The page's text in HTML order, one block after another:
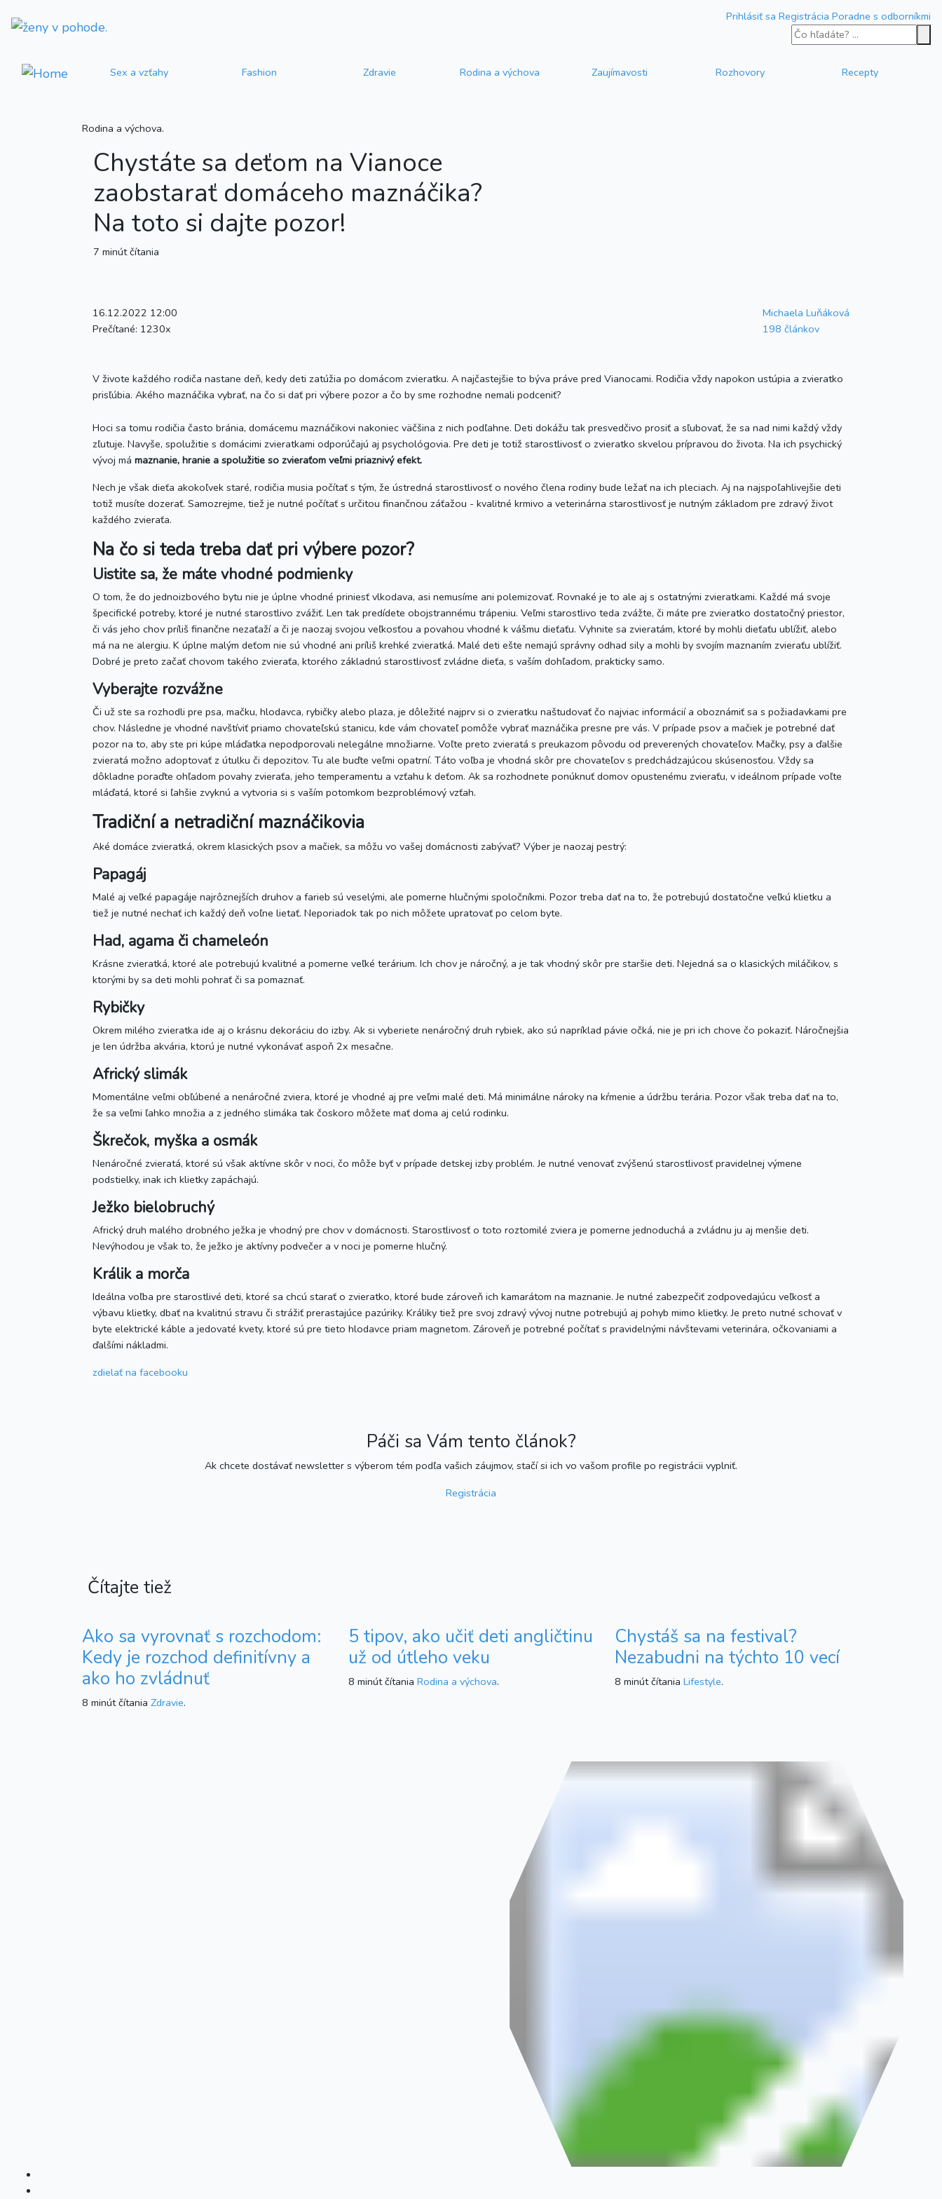
Prihlásiť sa Registrácia Poradne s odborníkmi
Sex a vzťahy Fashion Zdravie Rodina a výchova Zaujímavosti Rozhovory Recepty
Rodina a výchova.
Chystáte sa deťom na Vianoce
zaobstarať domáceho maznáčika?
Na toto si dajte pozor!
7 minút čítania
16.12.2022 12:00
Prečítané: 1230x
Michaela Luňáková
198 článkov
V živote každého rodiča nastane deň, kedy deti zatúžia po domácom zvieratku. A najčastejšie to býva práve pred Vianocami. Rodičia vždy napokon ustúpia a zvieratko
prisľúbia. Akého maznáčika vybrať, na čo si dať pri výbere pozor a čo by sme rozhodne nemali podceniť?
Hoci sa tomu rodičia často bránia, domácemu maznáčikovi nakoniec väčšina z nich podľahne. Deti dokážu tak presvedčivo prosiť a sľubovať, že sa nad nimi každý vždy
zľutuje. Navyše, spolužitie s domácimi zvieratkami odporúčajú aj psychológovia. Pre deti je totiž starostlivosť o zvieratko skvelou prípravou do života. Na ich psychický
vývoj má maznanie, hranie a spolužitie so zvieraťom veľmi priaznivý efekt.
Nech je však dieťa akokoľvek staré, rodičia musia počítať s tým, že ústredná starostlivosť o nového člena rodiny bude ležať na ich pleciach. Aj na najspoľahlivejšie deti
totiž musíte dozerať. Samozrejme, tiež je nutné počítať s určitou finančnou záťažou - kvalitné krmivo a veterinárna starostlivosť je nutným základom pre zdravý život
každého zvieraťa.
Na čo si teda treba dať pri výbere pozor?
Uistite sa, že máte vhodné podmienky
O tom, že do jednoizbového bytu nie je úplne vhodné priniesť vlkodava, asi nemusíme ani polemizovať. Rovnaké je to ale aj s ostatnými zvieratkami. Každé má svoje
špecifické potreby, ktoré je nutné starostlivo zvážiť. Len tak predídete obojstrannému trápeniu. Veľmi starostlivo teda zvážte, či máte pre zvieratko dostatočný priestor,
či vás jeho chov príliš finančne nezaťaží a či je naozaj svojou veľkosťou a povahou vhodné k vášmu dieťaťu. Vyhnite sa zvieratám, ktoré by mohli dieťaťu ublížiť, alebo
má na ne alergiu. K úplne malým deťom nie sú vhodné ani príliš krehké zvieratká. Malé deti ešte nemajú správny odhad sily a mohli by svojím maznaním zvieraťu ublížiť.
Dobré je preto začať chovom takého zvieraťa, ktorého základnú starostlivosť zvládne dieťa, s vaším dohľadom, prakticky samo.
Vyberajte rozvážne
Či už ste sa rozhodli pre psa, mačku, hlodavca, rybičky alebo plaza, je dôležité najprv si o zvieratku naštudovať čo najviac informácií a oboznámiť sa s požiadavkami pre
chov. Následne je vhodné navštíviť priamo chovateľskú stanicu, kde vám chovateľ pomôže vybrať maznáčika presne pre vás. V prípade psov a mačiek je potrebné dať
pozor na to, aby ste pri kúpe mláďatka nepodporovali nelegálne množiarne. Voľte preto zvieratá s preukazom pôvodu od preverených chovateľov. Mačky, psy a ďalšie
zvieratá možno adoptovať z útulku či depozitov. Tu ale buďte veľmi opatrní. Táto voľba je vhodná skôr pre chovateľov s predchádzajúcou skúsenosťou. Vždy sa
dôkladne poraďte ohľadom povahy zvieraťa, jeho temperamentu a vzťahu k deťom. Ak sa rozhodnete ponúknuť domov opustenému zvieraťu, v ideálnom prípade voľte
mláďatá, ktoré si ľahšie zvyknú a vytvoria si s vaším potomkom bezproblémový vzťah.
Tradiční a netradiční maznáčikovia
Aké domáce zvieratká, okrem klasických psov a mačiek, sa môžu vo vašej domácnosti zabývať? Výber je naozaj pestrý:
Papagáj
Malé aj veľké papagáje najrôznejších druhov a farieb sú veselými, ale pomerne hlučnými spoločníkmi. Pozor treba dať na to, že potrebujú dostatočne veľkú klietku a
tiež je nutné nechať ich každý deň voľne lietať. Neporiadok tak po nich môžete upratovať po celom byte.
Had, agama či chameleón
Krásne zvieratká, ktoré ale potrebujú kvalitné a pomerne veľké terárium. Ich chov je náročný, a je tak vhodný skôr pre staršie deti. Nejedná sa o klasických miláčikov, s
ktorými by sa deti mohli pohrať či sa pomaznať.
Rybičky
Okrem milého zvieratka ide aj o krásnu dekoráciu do izby. Ak si vyberiete nenáročný druh rybiek, ako sú napríklad pávie očká, nie je pri ich chove čo pokaziť. Náročnejšia
je len údržba akvária, ktorú je nutné vykonávať aspoň 2x mesačne.
Africký slimák
Momentálne veľmi obľúbené a nenáročné zviera, ktoré je vhodné aj pre veľmi malé deti. Má minimálne nároky na kŕmenie a údržbu terária. Pozor však treba dať na to,
že sa veľmi ľahko množia a z jedného slimáka tak čoskoro môžete mať doma aj celú rodinku.
Škrečok, myška a osmák
Nenáročné zvieratá, ktoré sú však aktívne skôr v noci, čo môže byť v prípade detskej izby problém. Je nutné venovať zvýšenú starostlivosť pravidelnej výmene
podstielky, inak ich klietky zapáchajú.
Ježko bielobruchý
Africký druh malého drobného ježka je vhodný pre chov v domácnosti. Starostlivosť o toto roztomilé zviera je pomerne jednoduchá a zvládnu ju aj menšie deti.
Nevýhodou je však to, že ježko je aktívny podvečer a v noci je pomerne hlučný.
Králik a morča
Ideálna voľba pre starostlivé deti, ktoré sa chcú starať o zvieratko, ktoré bude zároveň ich kamarátom na maznanie. Je nutné zabezpečiť zodpovedajúcu veľkosť a
výbavu klietky, dbať na kvalitnú stravu či strážiť prerastajúce pazúriky. Králiky tiež pre svoj zdravý vývoj nutne potrebujú aj pohyb mimo klietky. Je preto nutné schovať v
byte elektrické káble a jedovaté kvety, ktoré sú pre tieto hlodavce priam magnetom. Zároveň je potrebné počítať s pravidelnými návštevami veterinára, očkovaniami a
ďalšími nákladmi.
zdielať na facebooku
Páči sa Vám tento článok?
Ak chcete dostávať newsletter s výberom tém podľa vašich záujmov, stačí si ich vo vašom profile po registrácii vyplniť.
Registrácia
Čítajte tiež
Ako sa vyrovnať s rozchodom:
Kedy je rozchod definitívny a
ako ho zvládnuť
8 minút čítania Zdravie.
5 tipov, ako učiť deti angličtinu
už od útleho veku
8 minút čítania Rodina a výchova.
Chystáš sa na festival?
Nezabudni na týchto 10 vecí
8 minút čítania Lifestyle.